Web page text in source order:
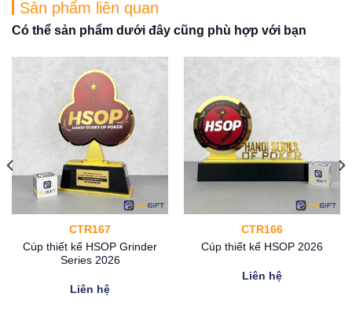
Sản phẩm liên quan
Có thể sản phẩm dưới đây cũng phù hợp với bạn
CTR167
Cúp thiết kế HSOP Grinder
Series 2026
Liên hệ
CTR166
Cúp thiết kế HSOP 2026
Liên hệ